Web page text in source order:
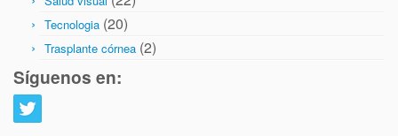
Tecnologia (20)
Trasplante córnea (2)
Síguenos en: